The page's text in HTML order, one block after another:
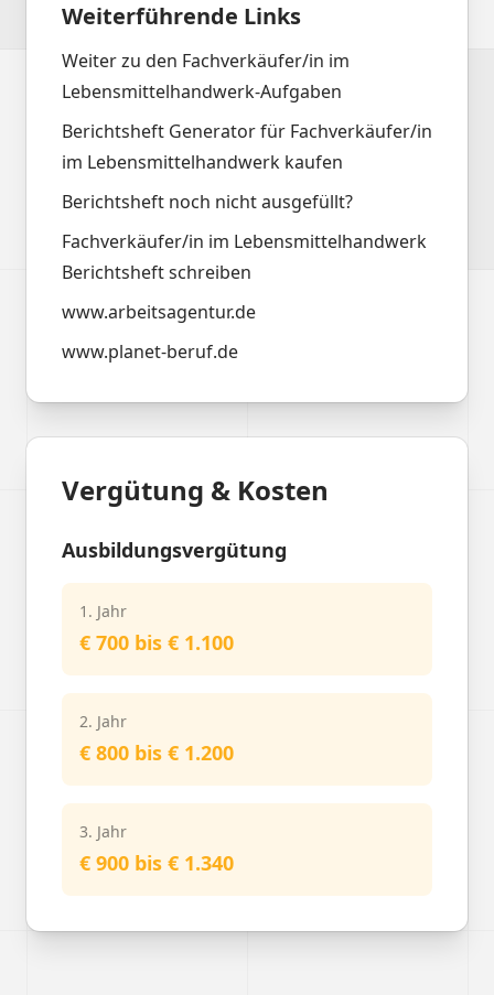
Weiterführende Links
Weiter zu den Fachverkäufer/in im
Lebensmittelhandwerk-Aufgaben
Berichtsheft Generator für Fachverkäufer/in
im Lebensmittelhandwerk kaufen
Berichtsheft noch nicht ausgefüllt?
Fachverkäufer/in im Lebensmittelhandwerk
Berichtsheft schreiben
www.arbeitsagentur.de
www.planet-beruf.de
Vergütung & Kosten
Ausbildungsvergütung
1. Jahr
€ 700 bis € 1.100
2. Jahr
€ 800 bis € 1.200
3. Jahr
€ 900 bis € 1.340